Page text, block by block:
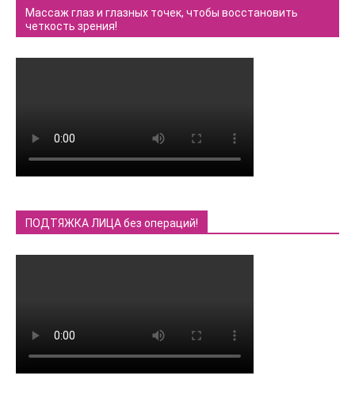
Массаж глаз и глазных точек, чтобы восстановить
четкость зрения!
ПОДТЯЖКА ЛИЦА без операций!